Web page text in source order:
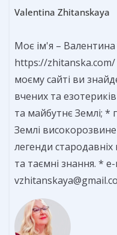
Valentina Zhitanskaya
Моє ім'я –
https://zhitanska.com/
моєму сайті ви
вчених та
та майбутнє Землі; *
Землі
легенди
та таємні знання. *